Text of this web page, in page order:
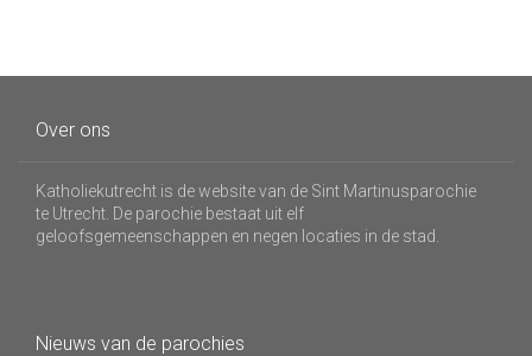
Over ons
Katholiekutrecht is de website van de Sint Martinusparochie
te Utrecht. De parochie bestaat uit elf
geloofsgemeenschappen en negen locaties in de stad.
Nieuws van de parochies